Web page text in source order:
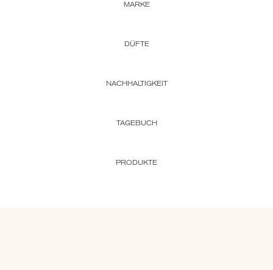
MARKE
DÜFTE
NACHHALTIGKEIT
TAGEBUCH
PRODUKTE